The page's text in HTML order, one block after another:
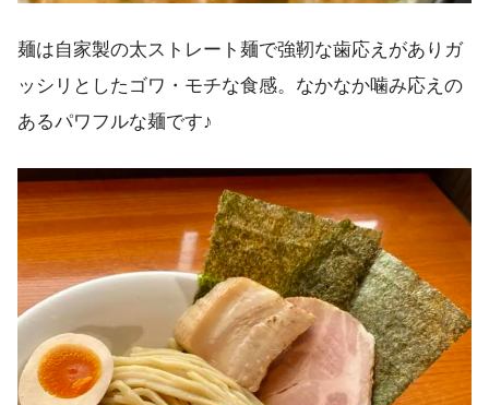
麺は自家製の太ストレート麺で強靭な歯応えがありガ
ッシリとしたゴワ・モチな食感。なかなか噛み応えの
あるパワフルな麺です♪